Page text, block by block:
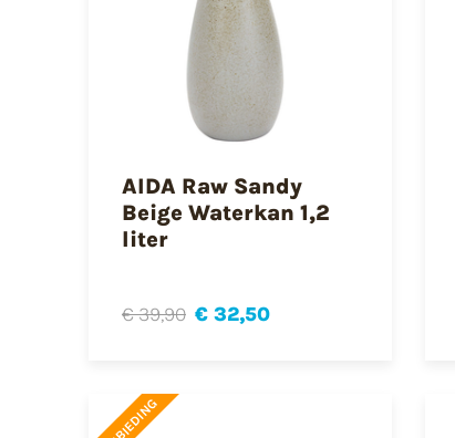
AIDA Raw Sandy
Beige Waterkan 1,2
liter
€ 39,90 € 32,50